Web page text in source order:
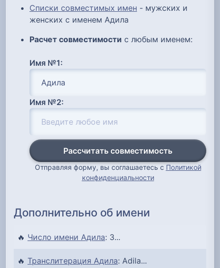
Списки совместимых имен - мужских и
женских с именем Адила
Расчет совместимости с любым именем:
Имя №1:
Имя №2:
Рассчитать совместимость
Отправляя форму, вы соглашаетесь с Политикой
конфиденциальности
Дополнительно об имени
🔥 Число имени Адила: 3...
🔥 Транслитерация Адила: Adila...